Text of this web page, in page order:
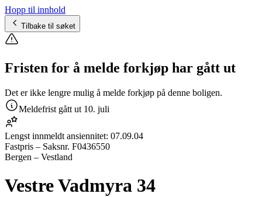
Hopp til innhold
Tilbake til søket
Fristen for å melde forkjøp har gått ut
Det er ikke lengre mulig å melde forkjøp på denne boligen.
Meldefrist gått ut 10. juli
Lengst innmeldt ansiennitet: 07.09.04
Fastpris – Saksnr. F0436550
Bergen – Vestland
Vestre Vadmyra 34